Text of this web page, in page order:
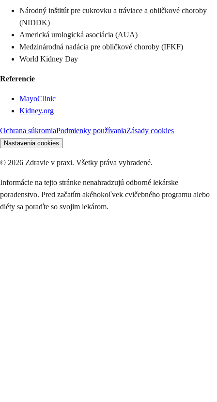
Národný inštitút pre cukrovku a tráviace a obličkové choroby
(NIDDK)
Americká urologická asociácia (AUA)
Medzinárodná nadácia pre obličkové choroby (IFKF)
World Kidney Day
Referencie
MayoClinic
Kidney.org
Ochrana súkromiaPodmienky používaniaZásady cookies
Nastavenia cookies
© 2026 Zdravie v praxi. Všetky práva vyhradené.
Informácie na tejto stránke nenahradzujú odborné lekárske
poradenstvo. Pred začatím akéhokoľvek cvičebného programu alebo
diéty sa poraďte so svojim lekárom.